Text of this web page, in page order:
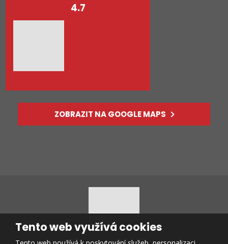
4.7
ZOBRAZIT NA GOOGLE MAPS
Tento web využívá cookies